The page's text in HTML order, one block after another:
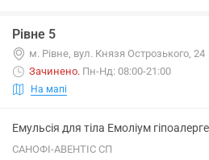
Рівне 5
м. Рівне, вул. Князя Острозького, 24
Зачинено. Пн-Нд: 08:00-21:00
На мапі
Емульсія для тіла Емоліум
САНОФІ-АВЕНТІС СП